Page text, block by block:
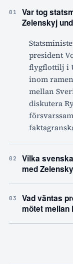
01
Var tog
Zelenskyj
president
flygflottilj i
inom
mellan
diskutera
02
Vilka
med
03
Vad väntas
mötet